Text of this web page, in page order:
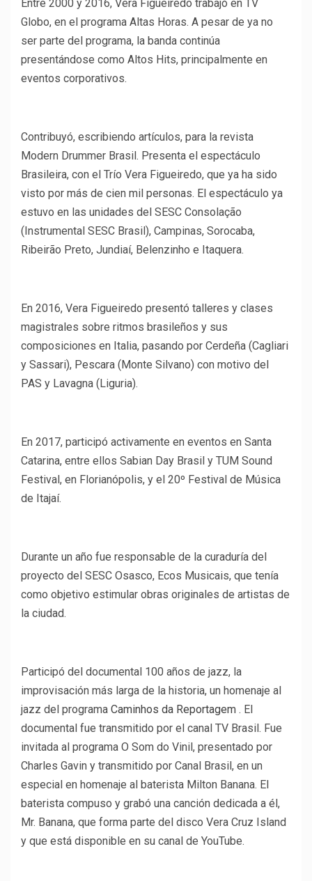
Entre 2000 y 2016, Vera Figueiredo trabajó en TV
Globo, en el programa Altas Horas. A pesar de ya no
ser parte del programa, la banda continúa
presentándose como Altos Hits, principalmente en
eventos corporativos.
Contribuyó, escribiendo artículos, para la revista
Modern Drummer Brasil. Presenta el espectáculo
Brasileira, con el Trío Vera Figueiredo, que ya ha sido
visto por más de cien mil personas. El espectáculo ya
estuvo en las unidades del SESC Consolação
(Instrumental SESC Brasil), Campinas, Sorocaba,
Ribeirão Preto, Jundiaí, Belenzinho e Itaquera.
En 2016, Vera Figueiredo presentó talleres y clases
magistrales sobre ritmos brasileños y sus
composiciones en Italia, pasando por Cerdeña (Cagliari
y Sassari), Pescara (Monte Silvano) con motivo del
PAS y Lavagna (Liguria).
En 2017, participó activamente en eventos en Santa
Catarina, entre ellos Sabian Day Brasil y TUM Sound
Festival, en Florianópolis, y el 20º Festival de Música
de Itajaí.
Durante un año fue responsable de la curaduría del
proyecto del SESC Osasco, Ecos Musicais, que tenía
como objetivo estimular obras originales de artistas de
la ciudad.
Participó del documental 100 años de jazz, la
improvisación más larga de la historia, un homenaje al
jazz del programa Caminhos da Reportagem . El
documental fue transmitido por el canal TV Brasil. Fue
invitada al programa O Som do Vinil, presentado por
Charles Gavin y transmitido por Canal Brasil, en un
especial en homenaje al baterista Milton Banana. El
baterista compuso y grabó una canción dedicada a él,
Mr. Banana, que forma parte del disco Vera Cruz Island
y que está disponible en su canal de YouTube.